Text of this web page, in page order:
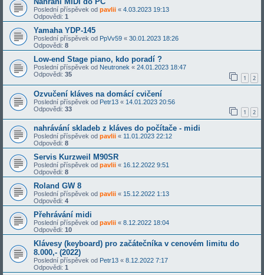
Poslední příspěvek od pavlii « 4.03.2023 19:13
Odpovědi: 1
Yamaha YDP-145
Poslední příspěvek od PpVv59 « 30.01.2023 18:26
Odpovědi: 8
Low-end Stage piano, kdo poradí ?
Poslední příspěvek od Neutronek « 24.01.2023 18:47
Odpovědi: 35 1 2
Ozvučení kláves na domácí cvičení
Poslední příspěvek od Petr13 « 14.01.2023 20:56
Odpovědi: 33 1 2
nahrávání skladeb z kláves do počítače - midi
Poslední příspěvek od pavlii « 11.01.2023 22:12
Odpovědi: 8
Servis Kurzweil M90SR
Poslední příspěvek od pavlii « 16.12.2022 9:51
Odpovědi: 8
Roland GW 8
Poslední příspěvek od pavlii « 15.12.2022 1:13
Odpovědi: 4
Přehrávání midi
Poslední příspěvek od pavlii « 8.12.2022 18:04
Odpovědi: 10
Klávesy (keyboard) pro začátečníka v cenovém limitu do
8.000,- (2022)
Poslední příspěvek od Petr13 « 8.12.2022 7:17
Odpovědi: 1